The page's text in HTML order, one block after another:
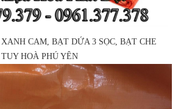
CAM, BẠT DỨA 3 SỌC, BẠT CHE
HOÀ PHÚ YÊN